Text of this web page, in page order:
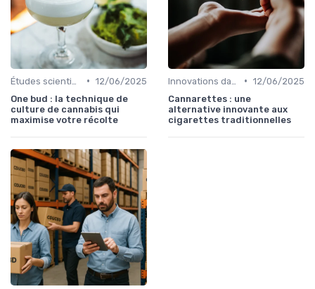
• 12/06/2025
One bud : la technique de
culture de cannabis qui
maximise votre récolte
• 12/06/2025
Cannarettes : une
alternative innovante aux
cigarettes traditionnelles